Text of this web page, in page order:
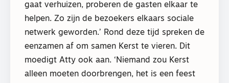
gaat verhuizen, proberen de gasten elkaar te
helpen. Zo zijn de bezoekers elkaars sociale
netwerk geworden.’ Rond deze tijd spreken de
eenzamen af om samen Kerst te vieren. Dit
moedigt Atty ook aan. ‘Niemand zou Kerst
alleen moeten doorbrengen, het is een feest